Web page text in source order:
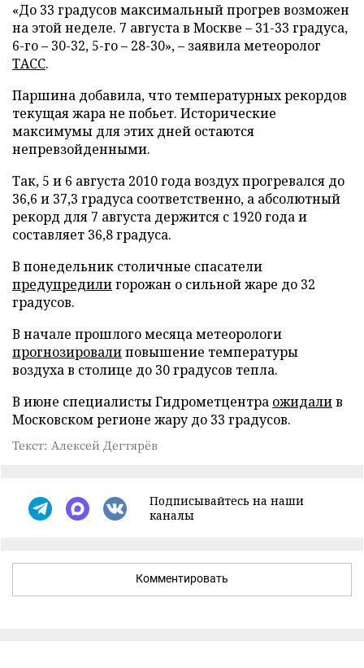
«До 33 градусов максимальный прогрев возможен
на этой неделе. 7 августа в Москве – 31-33 градуса,
6-го – 30-32, 5-го – 28-30», – заявила метеоролог
ТАСС.
Паршина добавила, что температурных рекордов
текущая жара не побьет. Исторические
максимумы для этих дней остаются
непревзойденными.
Так, 5 и 6 августа 2010 года воздух прогревался до
36,6 и 37,3 градуса соответственно, а абсолютный
рекорд для 7 августа держится с 1920 года и
составляет 36,8 градуса.
В понедельник столичные спасатели
предупредилигорожан о сильной жаре до 32
градусов.
В начале прошлого месяца метеорологи
прогнозировалиповышение температуры
воздуха в столице до 30 градусов тепла.
В июне специалисты Гидрометцентра ожидалив
Московском регионе жару до 33 градусов.
Текст: Алексей Дегтярёв
Подписывайтесь на наши
каналы
Комментировать